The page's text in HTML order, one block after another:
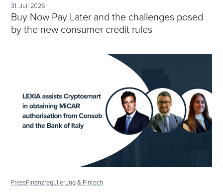
31. Juli 2026
Buy Now Pay Later and the challenges posed
by the new consumer credit rules
PressFinanzregulierung & Fintech